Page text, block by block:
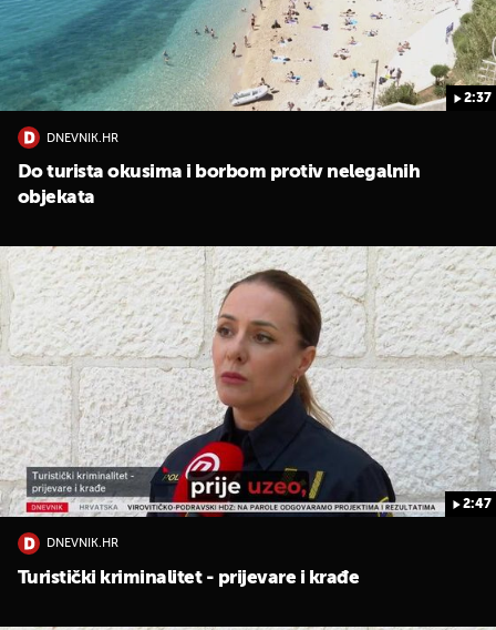
2:37
DNEVNIK.HR
Do turista okusima i borbom protiv nelegalnih
objekata
2:47
DNEVNIK.HR
Turistički kriminalitet - prijevare i krađe